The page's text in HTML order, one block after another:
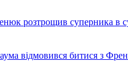
розтрощив суперника в
відмовився битися з